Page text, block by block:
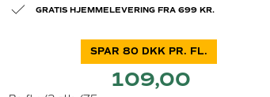
GRATIS HJEMMELEVERING FRA 699 KR.
109,00
SPAR 80 DKK PR. FL.